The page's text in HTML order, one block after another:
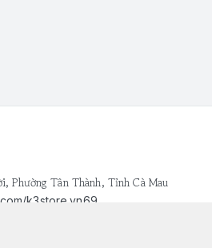
Phường Tân Thành, Tỉnh Cà Mau
k3store.vn69